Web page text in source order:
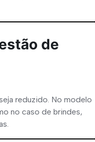
de
reduzido. No modelo
no caso de brindes,